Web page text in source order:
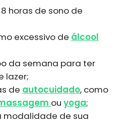
horas de sono de
excessivo de álcool
da semana para ter
lazer;
de autocuidado, como
ou yoga;
modalidade de sua